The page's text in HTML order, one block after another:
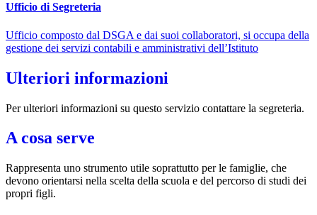
Ufficio di Segreteria
Ufficio composto dal DSGA e dai suoi collaboratori, si occupa della
gestione dei servizi contabili e amministrativi dell’Istituto
Ulteriori informazioni
Per ulteriori informazioni su questo servizio contattare la segreteria.
A cosa serve
Rappresenta uno strumento utile soprattutto per le famiglie, che
devono orientarsi nella scelta della scuola e del percorso di studi dei
propri figli.